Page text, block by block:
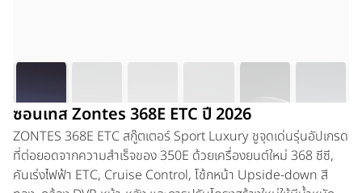
ซอนเทส Zontes 368E ETC ปี 2026
ZONTES 368E ETC สกู๊ตเตอร์ Sport Luxury ชูจุดเด่นรุ่นอัปเกรด
ที่ต่อยอดจากความสำเร็จของ 350E ด้วยเครื่องยนต์ใหม่ 368 ซีซี,
คันเร่งไฟฟ้า ETC, Cruise Control, โช้กหน้า Upside-down สี